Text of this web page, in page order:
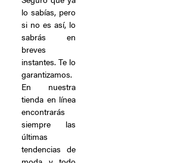
lo sabías, pero
si no es así, lo
sabrás en
breves
instantes. Te lo
garantizamos.
En nuestra
tienda en línea
encontrarás
siempre las
últimas
tendencias de